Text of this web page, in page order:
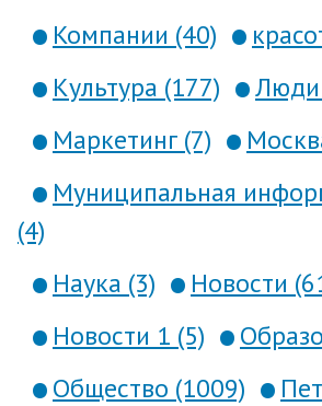
Компании (40)
Культура (177)
Люди
Маркетинг (7)
Муниципальная
(4)
Наука (3)
Новости
Новости 1 (5)
Общество (1009)